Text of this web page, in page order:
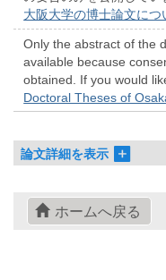
大阪大学の博士論文につ
Only the abstract of the
available because
obtained. If you would
Doctoral Theses of
論文詳細を表示
ホームへ戻る